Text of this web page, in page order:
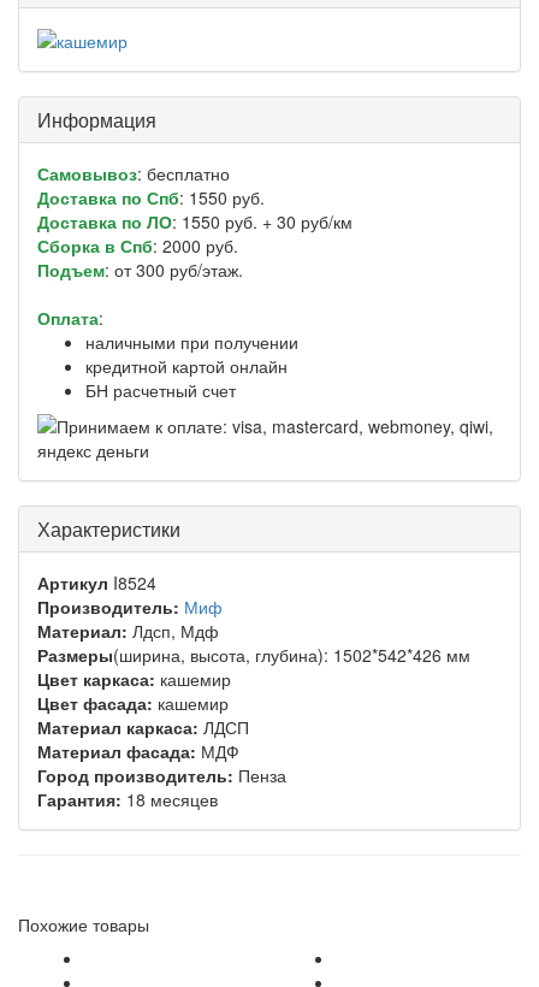
Информация
Самовывоз: бесплатно
Доставка по Спб: 1550 руб.
Доставка по ЛО: 1550 руб. + 30 руб/км
Сборка в Спб: 2000 руб.
Подъем: от 300 руб/этаж.
Оплата:
наличными при получении
кредитной картой онлайн
БН расчетный счет
Характеристики
Артикул I8524
Производитель: Миф
Материал: Лдсп, Мдф
Размеры(ширина, высота, глубина): 1502*542*426 мм
Цвет каркаса: кашемир
Цвет фасада: кашемир
Материал каркаса: ЛДСП
Материал фасада: МДФ
Город производитель: Пенза
Гарантия: 18 месяцев
Похожие товары